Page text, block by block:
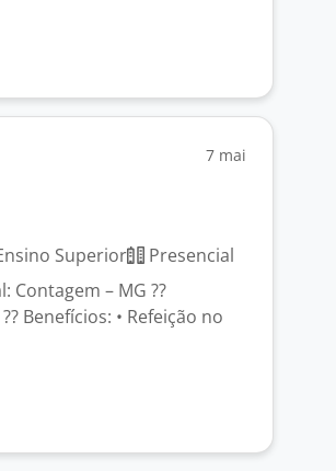
7 mai
Superior
Presencial
Contagem – MG ??
Benefícios: • Refeição no